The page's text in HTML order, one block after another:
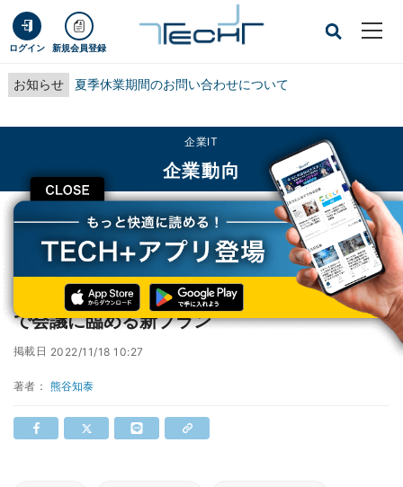
ログイン 新規会員登録
お知らせ 夏季休業期間のお問い合わせについて
CLOSE
企業IT
企業動向
TECH+ 企業IT
企業動向
三井不動産のワークスタイリング、自然の中で会議に臨める新プラン
三井不動産のワークスタイリング、自然の中
で会議に臨める新プラン
掲載日 2022/11/18 10:27
著者： 熊谷知泰